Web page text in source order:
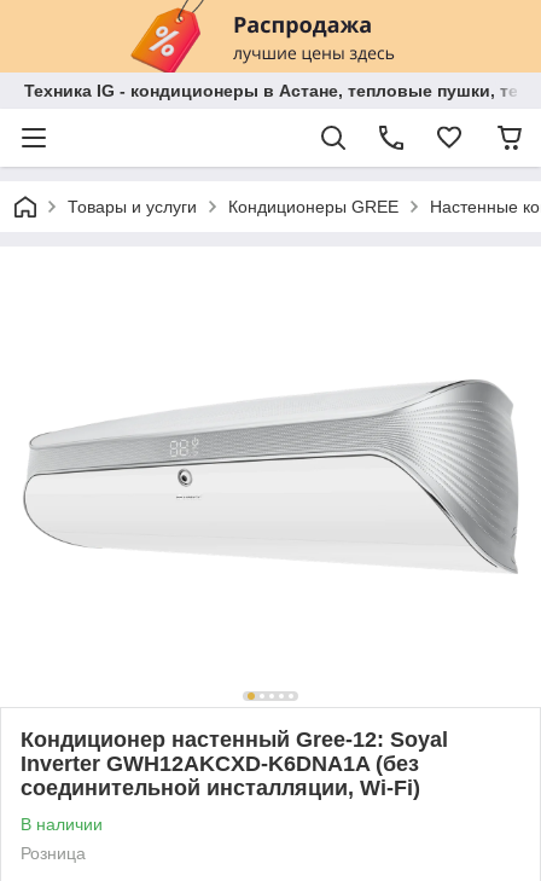
Техника IG - кондиционеры в Астане, тепловые пушки,
Товары и услуги Кондиционеры GREE Настенные
Кондиционер настенный Gree-12: Soyal
Inverter GWH12AKCXD-K6DNA1A (без
соединительной инсталляции, Wi-Fi)
В наличии
Розница